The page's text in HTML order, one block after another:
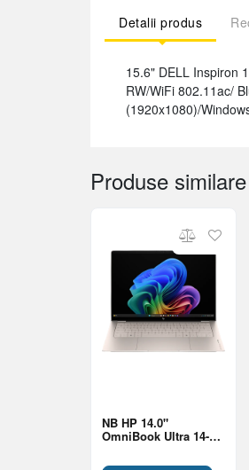
Detalii produs
15.6" DELL Inspiron
RW/WiFi 802.11ac/
(1920x1080)/
Produse similare
NB HP 14.0"
OmniBook Ultra 14-
Ultra 7 356H 32Gb 1Tb